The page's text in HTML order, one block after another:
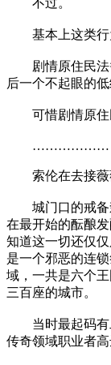
不过。
基本上这类行
剧情原住民法
后一个不起眼的
可惜剧情原住
………………
索伦在去接薇
城门口的戒备
在最开始的酝酿
知道这一切还仅
是一个邪恶的连
域，一共是六个
三百座的城市。
当时最起码有
传奇领域职业者高